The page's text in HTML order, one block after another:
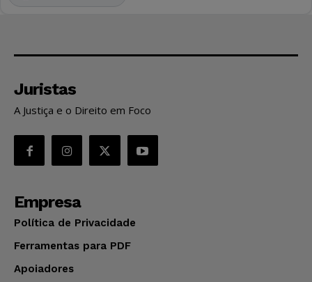
Juristas
A Justiça e o Direito em Foco
Empresa
Política de Privacidade
Ferramentas para PDF
Apoiadores